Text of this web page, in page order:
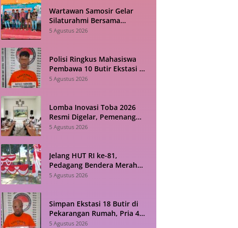
Wartawan Samosir Gelar
Silaturahmi Bersama
Diskominfo, Sepakat Bangun
5 Agustus 2026
Polisi Ringkus Mahasiswa
Pembawa 10 Butir Ekstasi di
Pematangsiantar
5 Agustus 2026
Lomba Inovasi Toba 2026
Resmi Digelar, Pemenang
Diumumkan Saat HUT RI
5 Agustus 2026
Jelang HUT RI ke-81,
Pedagang Bendera Merah
Putih di Siantar Sebut
5 Agustus 2026
Simpan Ekstasi 18 Butir di
Pekarangan Rumah, Pria 43
Tahun Diamankan Polisi di
5 Agustus 2026